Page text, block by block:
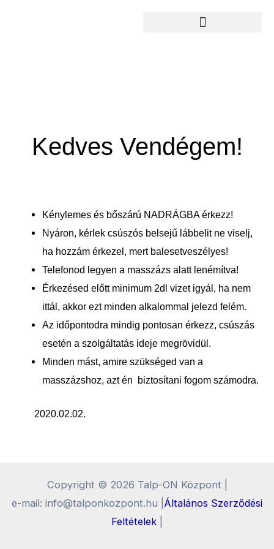
Kedves Vendégem!
Kénylemes és bőszárú NADRÁGBA érkezz!
Nyáron, kérlek csúszós belsejű lábbelit ne viselj,
ha hozzám érkezel, mert balesetveszélyes!
Telefonod legyen a masszázs alatt lenémítva!
Érkezésed előtt minimum 2dl vizet igyál, ha nem
ittál, akkor ezt minden alkalommal jelezd felém.
Az időpontodra mindig pontosan érkezz, csúszás
esetén a szolgáltatás ideje megrövidül.
Minden mást, amire szükséged van a
masszázshoz, azt én biztosítani fogom számodra.
2020.02.02.
Copyright © 2026 Talp-ON Központ |
e-mail: info@talponkozpont.hu | Általános Szerződési
Feltételek